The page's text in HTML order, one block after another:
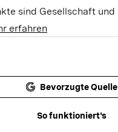
sind Gesellschaft und
erfahren
Bevorzugte Quelle
So funktioniert's